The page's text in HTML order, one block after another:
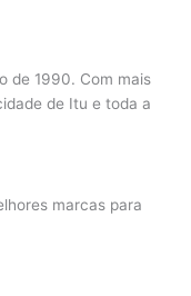
de 1990. Com mais
de Itu e toda a
marcas para